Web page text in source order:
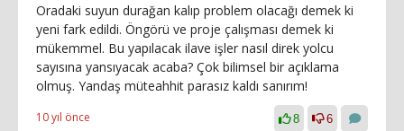
Oradaki suyun durağan kalıp problem olacağı demek ki
yeni fark edildi. Öngörü ve proje çalışması demek ki
mükemmel. Bu yapılacak ilave işler nasıl direk yolcu
sayısına yansıyacak acaba? Çok bilimsel bir açıklama
olmuş. Yandaş müteahhit parasız kaldı sanırım!
10 yıl önce 8 6